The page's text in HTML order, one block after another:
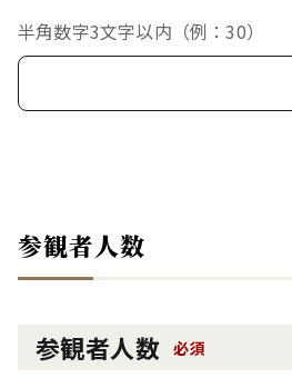
半角数字3文字以内（例：30）
参観者人数
参観者人数 必須